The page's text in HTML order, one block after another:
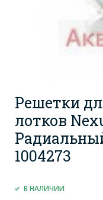
Решетки
лотков
1004273
В НАЛИЧИИ